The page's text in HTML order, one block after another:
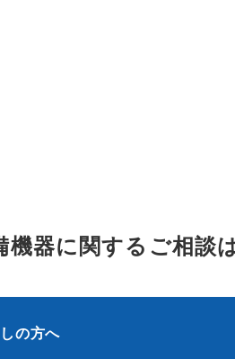
機器に関するご相談
の方へ